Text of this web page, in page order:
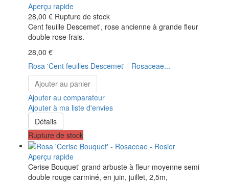
Aperçu rapide
28,00 € Rupture de stock
Cent feuille Descemet', rose ancienne à grande fleur
double rose frais.
28,00 €
Rosa 'Cent feuilles Descemet' - Rosaceae...
Ajouter au panier
Ajouter au comparateur
Ajouter à ma liste d'envies
Détails
Rupture de stock
Aperçu rapide
Cerise Bouquet' grand arbuste à fleur moyenne semi
double rouge carminé, en juin, juillet, 2,5m,